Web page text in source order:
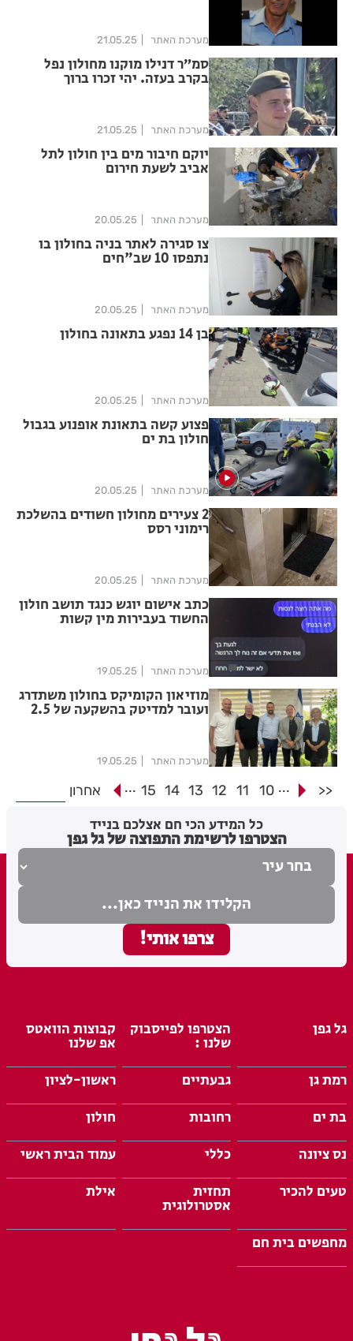
מערכת האתר 21.05.25
סמ״ר דנילו מוקנו מחולון נפל
בקרב בעזה. יהי זכרו ברוך
מערכת האתר 21.05.25
יוקם חיבור מים בין חולון לתל
אביב לשעת חירום
מערכת האתר 20.05.25
צו סגירה לאתר בניה בחולון בו
נתפסו 10 שב"חים
מערכת האתר 20.05.25
בן 14 נפגע בתאונה בחולון
מערכת האתר 20.05.25
פצוע קשה בתאונת אופנוע בגבול
חולון בת ים
מערכת האתר 20.05.25
2 צעירים מחולון חשודים בהשלכת
רימוני רסס
מערכת האתר 20.05.25
כתב אישום יוגש כנגד תושב חולון
החשוד בעבירות מין קשות
מערכת האתר 19.05.25
מוזיאון הקומיקס בחולון משתדרג
ועובר למדיטק בהשקעה של 2.5
מערכת האתר 19.05.25
<<
...
10
11
12
13
14
15
... אחרון
כל המידע הכי חם אצלכם בנייד
הצטרפו לרשימת התפוצה של גל גפן
גל גפן הצטרפו לפייסבוק
שלנו :
קבוצות הוואטס
אפ שלנו
רמת גן
גבעתיים
ראשון-לציון
בת ים
רחובות
חולון
נס ציונה
כללי
עמוד הבית ראשי
טעים להכיר
תחזית
אסטרולוגית
אילת
מחפשים בית חם